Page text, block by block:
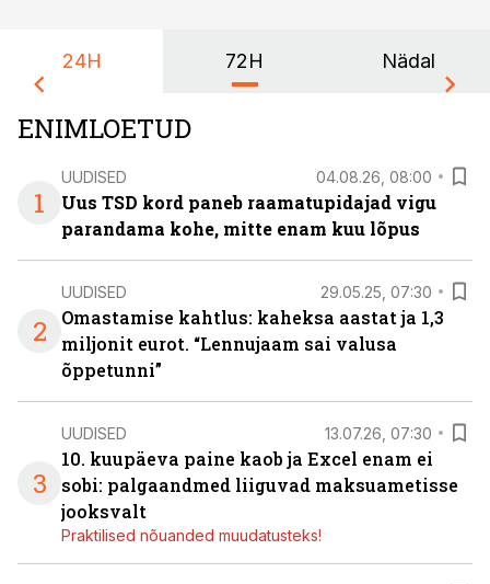
24H 72H Nädal
ENIMLOETUD
1
UUDISED 04.08.26, 08:00
Uus TSD kord paneb raamatupidajad vigu
parandama kohe, mitte enam kuu lõpus
2
UUDISED 29.05.25, 07:30
Omastamise kahtlus: kaheksa aastat ja 1,3
miljonit eurot. “Lennujaam sai valusa
õppetunni”
3
UUDISED 13.07.26, 07:30
10. kuupäeva paine kaob ja Excel enam ei
sobi: palgaandmed liiguvad maksuametisse
jooksvalt
Praktilised nõuanded muudatusteks!